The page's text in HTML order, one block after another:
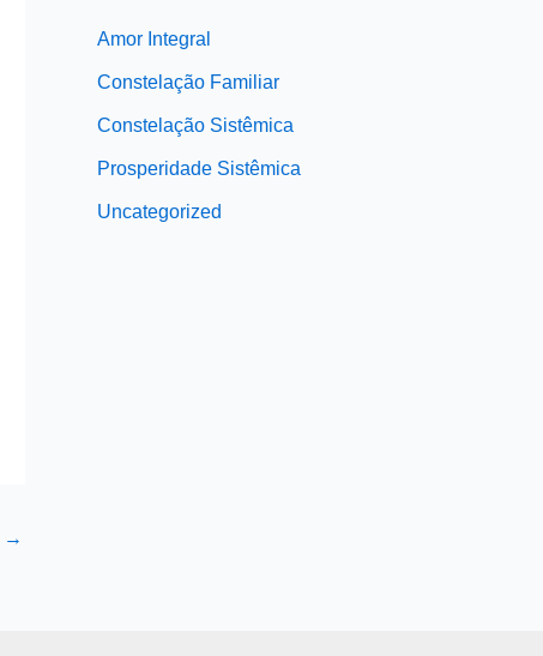
→
Amor Integral
Constelação Familiar
Constelação Sistêmica
Prosperidade Sistêmica
Uncategorized